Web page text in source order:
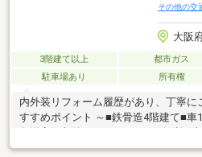
その他の交
大阪
3階建て以上 都市ガス
駐車場あり
所有権
内外装リフォーム履歴があり、丁寧に
すすめポイント ～■鉄骨造4階建て■車
ルコニーあり■2WAY利用可能■即時引